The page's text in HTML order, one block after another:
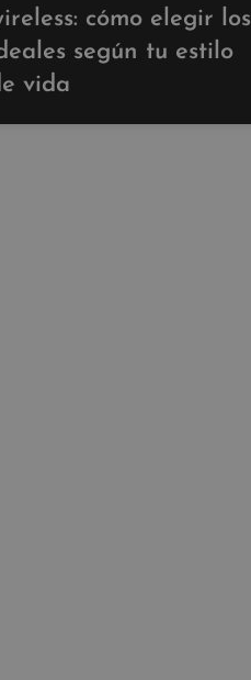
cómo elegir los
según tu estilo
vida